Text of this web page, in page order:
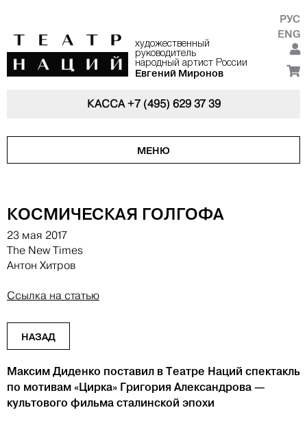
художественный
руководитель
народный артист России
Евгений Миронов
РУС
ENG
КАССА+7 (495) 629 37 39
МЕНЮ
КОСМИЧЕСКАЯ ГОЛГОФА
23 мая 2017
The New Times
Антон Хитров
Ссылка на статью
НАЗАД
Максим Диденко поставил в Театре Наций спектакль
по мотивам «Цирка» Григория Александрова —
культового фильма сталинской эпохи